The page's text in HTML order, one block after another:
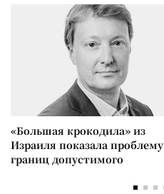
«Большая крокодила» из
Израиля показала проблему
границ допустимого